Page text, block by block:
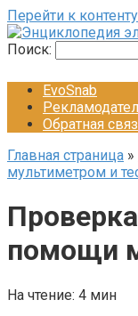
Перейти к контенту
Поиск:
EvoSnab
Обратная
Главная страница »
мультиметром и
помощи
На чтение: 4 мин